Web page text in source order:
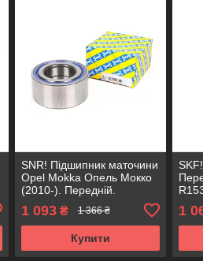
SNR! Підшипник маточини
Opel Mokka Опель Мокко
(2010-). Передній.
713644970 Франція!
1 093₴ 1 366 ₴
Купити
1